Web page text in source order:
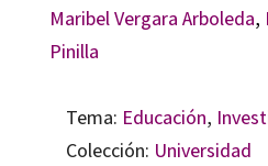
Maribel Vergara Arboleda,
Pinilla
Tema: Educación,
Colección: Universidad